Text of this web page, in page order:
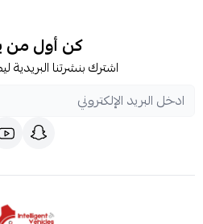
كن أول من
اشترك بنشرتنا